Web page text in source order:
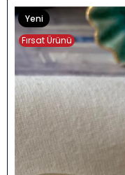
Yeni
Ürün
Fırsat Ürünü